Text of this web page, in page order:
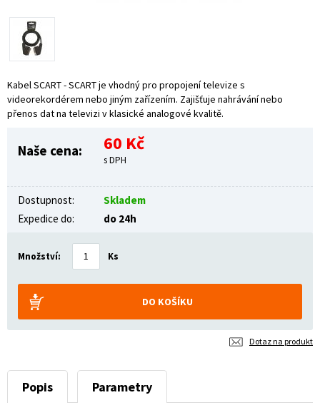
Kabel SCART - SCART je vhodný pro propojení televize s
videorekordérem nebo jiným zařízením. Zajišťuje nahrávání nebo
přenos dat na televizi v klasické analogové kvalitě.
Naše cena: 60 Kč
s DPH
Dostupnost:
Skladem
Expedice do:
do 24h
Množství: Ks
Dotaz na produkt
Popis Parametry